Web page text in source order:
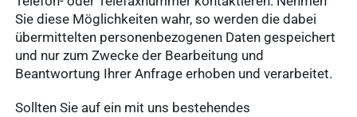
Sie diese Möglichkeiten wahr, so werden die dabei
übermittelten personenbezogenen Daten gespeichert
und nur zum Zwecke der Bearbeitung und
Beantwortung Ihrer Anfrage erhoben und verarbeitet.
Sollten Sie auf ein mit uns bestehendes